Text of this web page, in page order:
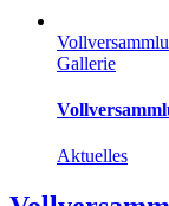
Gallerie
Aktuelles